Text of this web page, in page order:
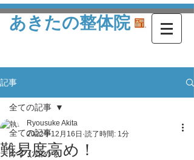
あきたの整体院
記事
全ての記事
今すぐ始める
全ての記事
難易度高め！
Ryousuke Akita
2022年12月16日 読了時間: 1分